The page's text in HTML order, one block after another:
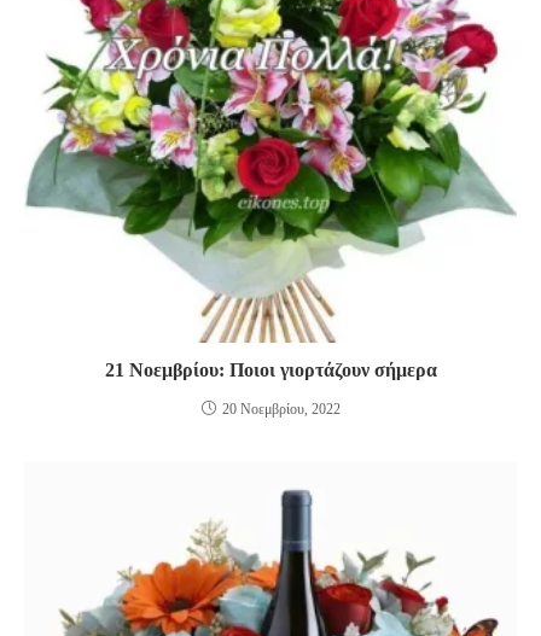
21 Νοεμβρίου: Ποιοι γιορτάζουν σήμερα
20 Νοεμβρίου, 2022